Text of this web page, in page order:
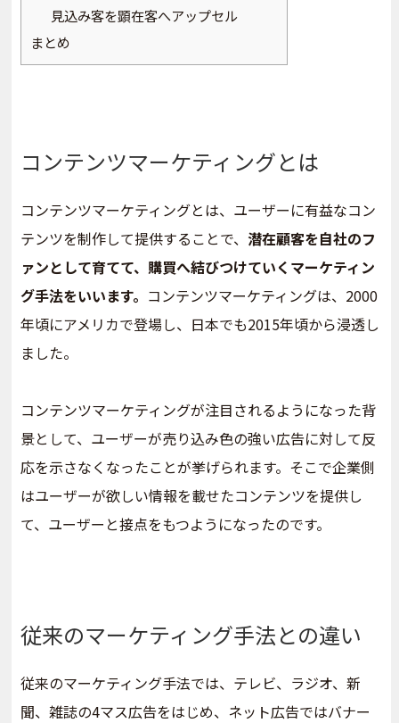
見込み客を顕在客へアップセル
まとめ
コンテンツマーケティングとは
コンテンツマーケティングとは、ユーザーに有益なコン
テンツを制作して提供することで、 潜在顧客を自社のフ
ァンとして育てて、購買へ結びつけていくマーケティン
グ手法をいいます。 コンテンツマーケティングは、2000
年頃にアメリカで登場し、日本でも2015年頃から浸透し
ました。
コンテンツマーケティングが注目されるようになった背
景として、ユーザーが売り込み色の強い広告に対して反
応を示さなくなったことが挙げられます。そこで企業側
はユーザーが欲しい情報を載せたコンテンツを提供し
て、ユーザーと接点をもつようになったのです。
従来のマーケティング手法との違い
従来のマーケティング手法では、テレビ、ラジオ、新
聞、雑誌の4マス広告をはじめ、ネット広告ではバナー